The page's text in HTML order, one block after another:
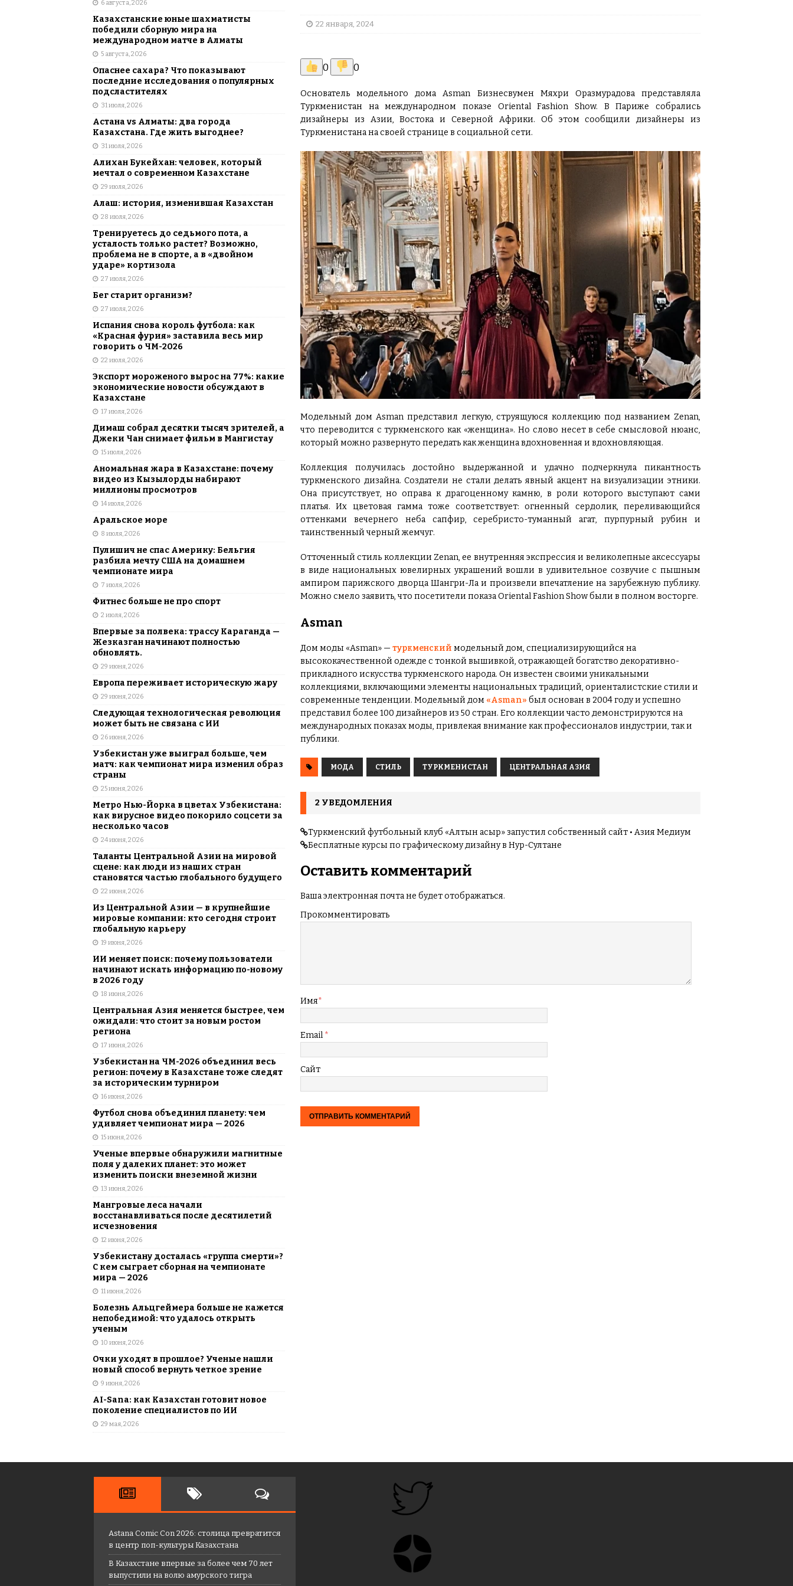
АЗИЯ
[ 6 августа, 2026 ] Astana Comic Con 2026: столица превратится в центр поп-культуры Казахстана
КАЗАХСТАН
22 января, 2024
0 0
Основатель модельного дома Asman Бизнeсвумен Мяхри Оразмурадова представляла
Туркменистан на международном показе Oriental Fashion Show. В Париже собрались
дизайнеры из Азии, Востока и Северной Африки. Об этом сообщили дизайнеры из
Туркменистана на своей странице в социальной сети.
Модельный дом Asman представил легкую, струящуюся коллекцию под названием Zenan,
что переводится с туркменского как «женщина». Но слово несет в себе смысловой нюанс,
который можно развернуто передать как женщина вдохновенная и вдохновляющая.
Коллекция получилась достойно выдержанной и удачно подчеркнула пикантность
туркменского дизайна. Создатели не стали делать явный акцент на визуализации этники.
Она присутствует, но оправа к драгоценному камню, в роли которого выступают сами
платья. Их цветовая гамма тоже соответствует: огненный сердолик, переливающийся
оттенками вечернего неба сапфир, серебристо-туманный агат, пурпурный рубин и
таинственный черный жемчуг.
Отточенный стиль коллекции Zenan, ее внутренняя экспрессия и великолепные аксессуары
в виде национальных ювелирных украшений вошли в удивительное созвучие с пышным
ампиром парижского дворца Шангри-Ла и произвели впечатление на зарубежную публику.
Можно смело заявить, что посетители показа Oriental Fashion Show были в полном восторге.
Asman
Дом моды «Asman» — туркменский модельный дом, специализирующийся на
высококачественной одежде с тонкой вышивкой, отражающей богатство декоративно-
прикладного искусства туркменского народа. Он известен своими уникальными
коллекциями, включающими элементы национальных традиций, ориенталистские стили и
современные тенденции. Модельный дом «Asman» был основан в 2004 году и успешно
представил более 100 дизайнеров из 50 стран. Его коллекции часто демонстрируются на
международных показах моды, привлекая внимание как профессионалов индустрии, так и
публики.
МОДА СТИЛЬ ТУРКМЕНИСТАН ЦЕНТРАЛЬНАЯ АЗИЯ
2 УВЕДОМЛЕНИЯ
Туркменский футбольный клуб «Алтын асыр» запустил собственный сайт • Азия Медиум
Бесплатные курсы по графическому дизайну в Нур-Султане
Оставить комментарий
Ваша электронная почта не будет отображаться.
Прокомментировать
Имя*
Email *
Сайт
6 августа, 2026
Казахстанские юные шахматисты
победили сборную мира на
международном матче в Алматы
5 августа, 2026
Опаснее сахара? Что показывают
последние исследования о популярных
подсластителях
31 июля, 2026
Астана vs Алматы: два города
Казахстана. Где жить выгоднее?
31 июля, 2026
Алихан Букейхан: человек, который
мечтал о современном Казахстане
29 июля, 2026
Алаш: история, изменившая Казахстан
28 июля, 2026
Тренируетесь до седьмого пота, а
усталость только растет? Возможно,
проблема не в спорте, а в «двойном
ударе» кортизола
27 июля, 2026
Бег старит организм?
27 июля, 2026
Испания снова король футбола: как
«Красная фурия» заставила весь мир
говорить о ЧМ-2026
22 июля, 2026
Экспорт мороженого вырос на 77%: какие
экономические новости обсуждают в
Казахстане
17 июля, 2026
Димаш собрал десятки тысяч зрителей, а
Джеки Чан снимает фильм в Мангистау
15 июля, 2026
Аномальная жара в Казахстане: почему
видео из Кызылорды набирают
миллионы просмотров
14 июля, 2026
Аральское море
8 июля, 2026
Пулишич не спас Америку: Бельгия
разбила мечту США на домашнем
чемпионате мира
7 июля, 2026
Фитнес больше не про спорт
2 июля, 2026
Впервые за полвека: трассу Караганда —
Жезказган начинают полностью
обновлять.
29 июня, 2026
Европа переживает историческую жару
29 июня, 2026
Следующая технологическая революция
может быть не связана с ИИ
26 июня, 2026
Узбекистан уже выиграл больше, чем
матч: как чемпионат мира изменил образ
страны
25 июня, 2026
Метро Нью-Йорка в цветах Узбекистана:
как вирусное видео покорило соцсети за
несколько часов
24 июня, 2026
Таланты Центральной Азии на мировой
сцене: как люди из наших стран
становятся частью глобального будущего
22 июня, 2026
Из Центральной Азии — в крупнейшие
мировые компании: кто сегодня строит
глобальную карьеру
19 июня, 2026
ИИ меняет поиск: почему пользователи
начинают искать информацию по-новому
в 2026 году
18 июня, 2026
Центральная Азия меняется быстрее, чем
ожидали: что стоит за новым ростом
региона
17 июня, 2026
Узбекистан на ЧМ-2026 объединил весь
регион: почему в Казахстане тоже следят
за историческим турниром
16 июня, 2026
Футбол снова объединил планету: чем
удивляет чемпионат мира — 2026
15 июня, 2026
Ученые впервые обнаружили магнитные
поля у далеких планет: это может
изменить поиски внеземной жизни
13 июня, 2026
Мангровые леса начали
восстанавливаться после десятилетий
исчезновения
12 июня, 2026
Узбекистану досталась «группа смерти»?
С кем сыграет сборная на чемпионате
мира — 2026
11 июня, 2026
Болезнь Альцгеймера больше не кажется
непобедимой: что удалось открыть
ученым
10 июня, 2026
Очки уходят в прошлое? Ученые нашли
новый способ вернуть четкое зрение
9 июня, 2026
AI-Sana: как Казахстан готовит новое
поколение специалистов по ИИ
29 мая, 2026
Astana Comic Con 2026: столица превратится
в центр поп-культуры Казахстана
В Казахстане впервые за более чем 70 лет
выпустили на волю амурского тигра